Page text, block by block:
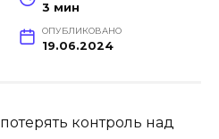
3 мин
ОПУБЛИКОВАНО
19.06.2024
контроль над